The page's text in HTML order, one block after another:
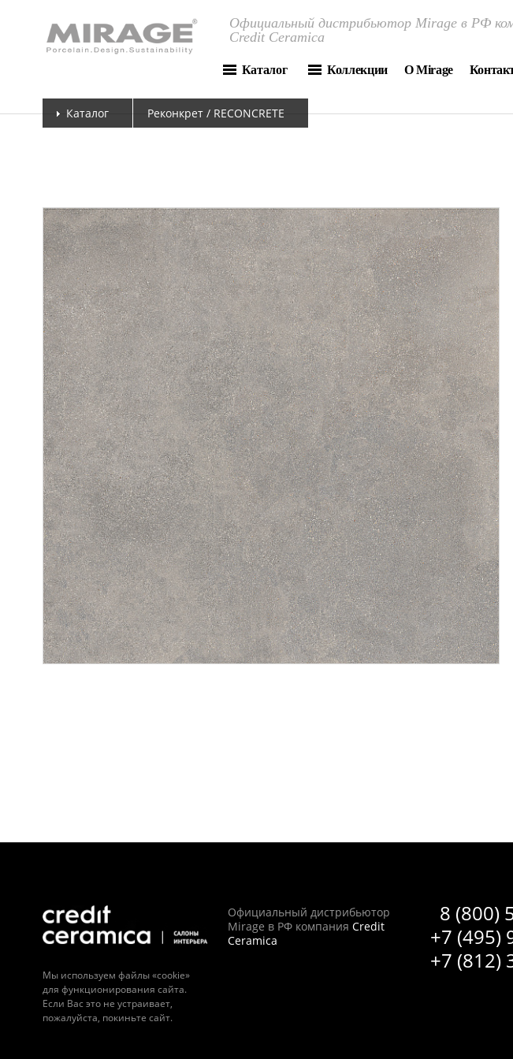
Официальный дистрибьютор Mirage в РФ
Credit Ceramica
Каталог Коллекции О Mirage
Каталог Реконкрет / RECONCRETE
Мы используем файлы «cookie»
для функционирования сайта.
Если Вас это не устраивает,
пожалуйста, покиньте сайт.
8 (800)
+7 (495)
+7 (812)
Официальный дистрибьютор
Mirage в РФ компания Credit
Ceramica